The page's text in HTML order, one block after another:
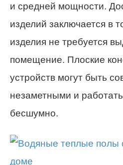
и средней мощности.
изделий заключается в
изделия не требуется
помещение. Плоские
устройств могут быть
незаметными и работать
бесшумно.